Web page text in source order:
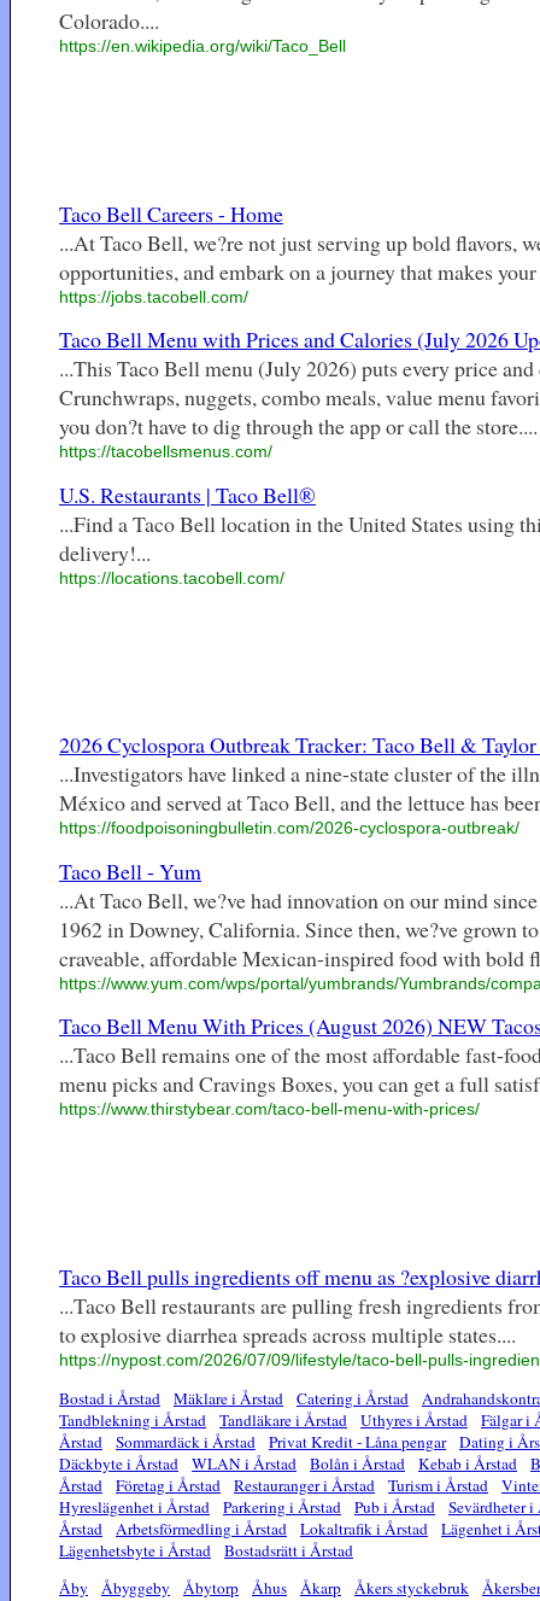
Colorado....
https://en.wikipedia.org/wiki/Taco_Bell
Taco Bell Careers - Home
...At Taco Bell, we?re not just serving up bold flavors,
opportunities, and embark on a journey that makes
https://jobs.tacobell.com/
Taco Bell Menu with Prices and Calories (July 2026
...This Taco Bell menu (July 2026) puts every price
Crunchwraps, nuggets, combo meals, value menu
you don?t have to dig through the app or call the store....
https://tacobellsmenus.com/
U.S. Restaurants | Taco Bell®
...Find a Taco Bell location in the United States using
delivery!...
https://locations.tacobell.com/
2026 Cyclospora Outbreak Tracker: Taco Bell &
...Investigators have linked a nine-state cluster of the
México and served at Taco Bell, and the lettuce has
https://foodpoisoningbulletin.com/2026-cyclospora-outbreak/
Taco Bell - Yum
...At Taco Bell, we?ve had innovation on our mind
1962 in Downey, California. Since then, we?ve grown
craveable, affordable Mexican-inspired food with bold
https://www.yum.com/wps/portal/yumbrands/Yumbrands/
Taco Bell Menu With Prices (August 2026) NEW
...Taco Bell remains one of the most affordable fast-
menu picks and Cravings Boxes, you can get a full
https://www.thirstybear.com/taco-bell-menu-with-prices/
Taco Bell pulls ingredients off menu as ?explosive
...Taco Bell restaurants are pulling fresh ingredients
to explosive diarrhea spreads across multiple states....
https://nypost.com/2026/07/09/lifestyle/taco-bell-pulls-
Bostad i Årstad Mäklare i Årstad Catering i Årstad
Tandblekning i Årstad
Tandläkare i Årstad Uthyres i Årstad
Fälgar i
Årstad
Sommardäck i Årstad Privat Kredit - Låna pengar
Dating i
Däckbyte i Årstad
WLAN i Årstad Bolån i Årstad Kebab i Årstad
Årstad
Företag i Årstad Restauranger i Årstad Turism i Årstad
Hyreslägenhet i Årstad
Parkering i Årstad Pub i Årstad
Sevärdheter i
Årstad
Arbetsförmedling i Årstad Lokaltrafik i Årstad
Lägenhet i
Lägenhetsbyte i Årstad
Bostadsrätt i Årstad
Åby
Åbyggeby Åbytorp Åhus Åkarp Åkers styckebruk